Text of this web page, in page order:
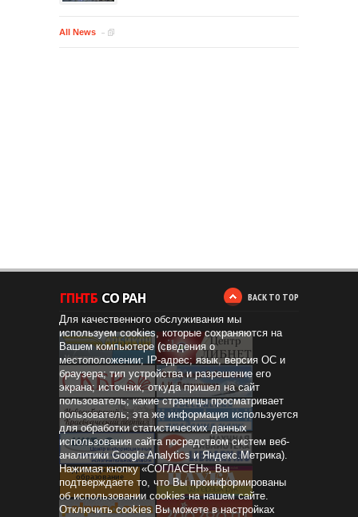
All News
BACK TO TOP
Дистанционное
образование
Для качественного обслуживания мы
используем cookies, которые сохраняются на
Вашем компьютере (сведения о
местоположении; IP-адрес; язык, версия ОС и
браузера; тип устройства и разрешение его
экрана; источник, откуда пришел на сайт
пользователь; какие страницы просматривает
пользователь; эта же информация используется
для обработки статистических данных
использования сайта посредством систем веб-
аналитики Google Analytics и Яндекс.Метрика).
Нажимая кнопку «СОГЛАСЕН», Вы
подтверждаете то, что Вы проинформированы
об использовании cookies на нашем сайте.
Отключить cookies Вы можете в настройках